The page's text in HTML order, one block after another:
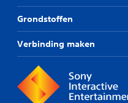
Grondstoffen
Verbinding maken